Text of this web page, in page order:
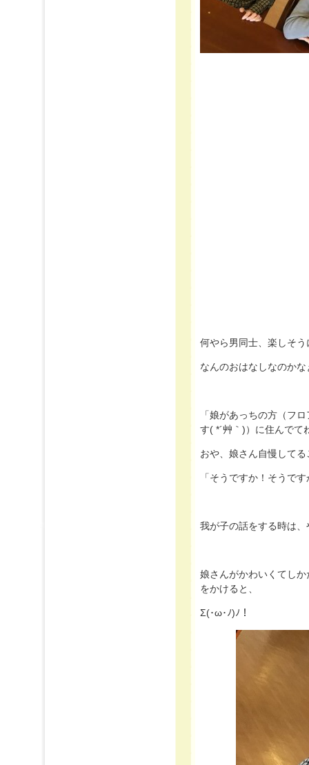
何やら男同士、楽しそ
なんのおはなしなのかな
「娘があっちの方（フ
す( *´艸｀)）に住んで
おや、娘さん自慢して
「そうですか！そうで
我が子の話をする時は
娘さんがかわいくてし
をかけると、
Σ(･ω･ﾉ)ﾉ！